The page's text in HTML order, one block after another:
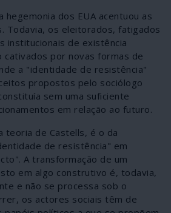
hegemonia dos EUA acentuou as
Todavia, os eleitorados, fatigados
institucionais de existência
cativados por novas formas de
a "identidade de resistência"
propostos pelo sociólogo
sem uma suficiente
em relação ao futuro.
teoria de Castells, é o da
de resistência" em
A transformação de um
em algo construtivo é, todavia,
e não se processa sob o
os actores sociais têm de